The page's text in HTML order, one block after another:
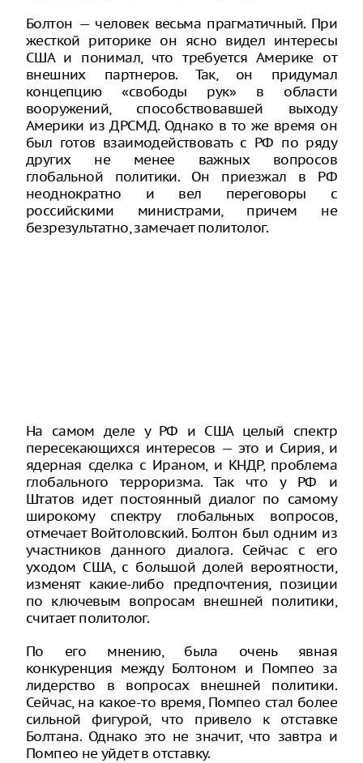
Болтон — человек весьма прагматичный. При
жесткой риторике он ясно видел интересы
США и понимал, что требуется Америке от
внешних партнеров. Так, он придумал
концепцию «свободы рук» в области
вооружений, способствовавшей выходу
Америки из ДРСМД. Однако в то же время он
был готов взаимодействовать с РФ по ряду
других не менее важных вопросов
глобальной политики. Он приезжал в РФ
неоднократно и вел переговоры с
российскими министрами, причем не
безрезультатно, замечает политолог.
На самом деле у РФ и США целый спектр
пересекающихся интересов — это и Сирия, и
ядерная сделка с Ираном, и КНДР, проблема
глобального терроризма. Так что у РФ и
Штатов идет постоянный диалог по самому
широкому спектру глобальных вопросов,
отмечает Войтоловский. Болтон был одним из
участников данного диалога. Сейчас с его
уходом США, с большой долей вероятности,
изменят какие-либо предпочтения, позиции
по ключевым вопросам внешней политики,
считает политолог.
По его мнению, была очень явная
конкуренция между Болтоном и Помпео за
лидерство в вопросах внешней политики.
Сейчас, на какое-то время, Помпео стал более
сильной фигурой, что привело к отставке
Болтана. Однако это не значит, что завтра и
Помпео не уйдет в отставку.